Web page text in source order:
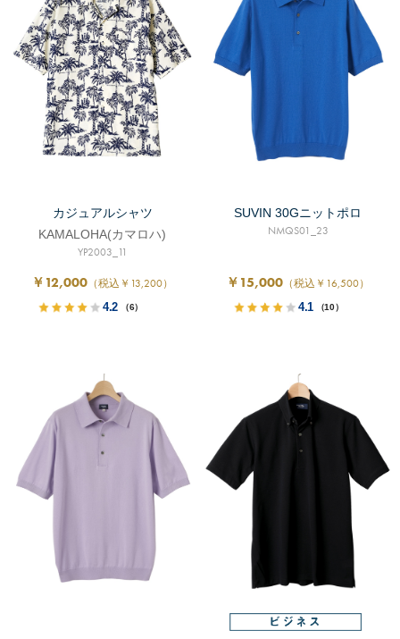
カジュアルシャツ
KAMALOHA(カマロハ)
YP2003_11
￥12,000 （税込￥13,200）
4.2 （6）
SUVIN 30Gニットポロ
NMQS01_23
￥15,000 （税込￥16,500）
4.1 （10）